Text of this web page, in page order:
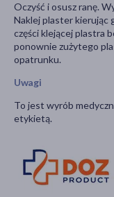
Oczyść i osusz ranę.
Naklej plaster kierując
części klejącej plastra
ponownie zużytego
opatrunku.
Uwagi
To jest wyrób
etykietą.